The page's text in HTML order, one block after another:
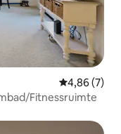
Gemiddelde
4,86 (7)
Fitnessruimte